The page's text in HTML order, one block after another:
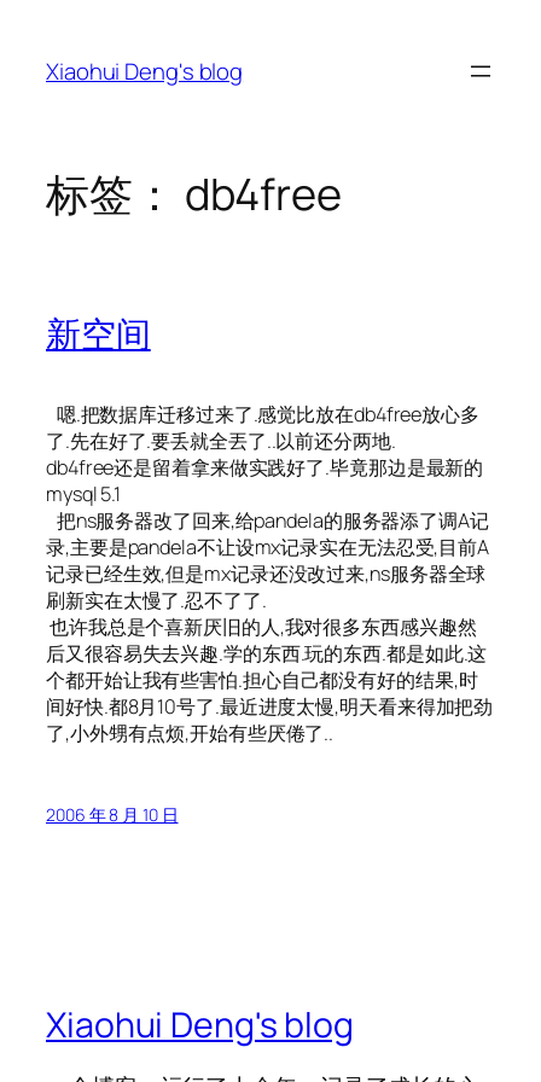
Xiaohui Deng's blog
标签： db4free
新空间
嗯.把数据库迁移过来了.感觉比放在db4free放心多
了.先在好了.要丢就全丟了..以前还分两地.
db4free还是留着拿来做实践好了.毕竟那边是最新的
mysql 5.1
把ns服务器改了回来,给pandela的服务器添了调A记
录,主要是pandela不让设mx记录实在无法忍受,目前A
记录已经生效,但是mx记录还没改过来,ns服务器全球
刷新实在太慢了.忍不了了.
也许我总是个喜新厌旧的人,我对很多东西感兴趣然
后又很容易失去兴趣.学的东西.玩的东西.都是如此.这
个都开始让我有些害怕.担心自己都没有好的结果,时
间好快.都8月10号了.最近进度太慢,明天看来得加把劲
了,小外甥有点烦,开始有些厌倦了..
2006 年 8 月 10 日
Xiaohui Deng's blog